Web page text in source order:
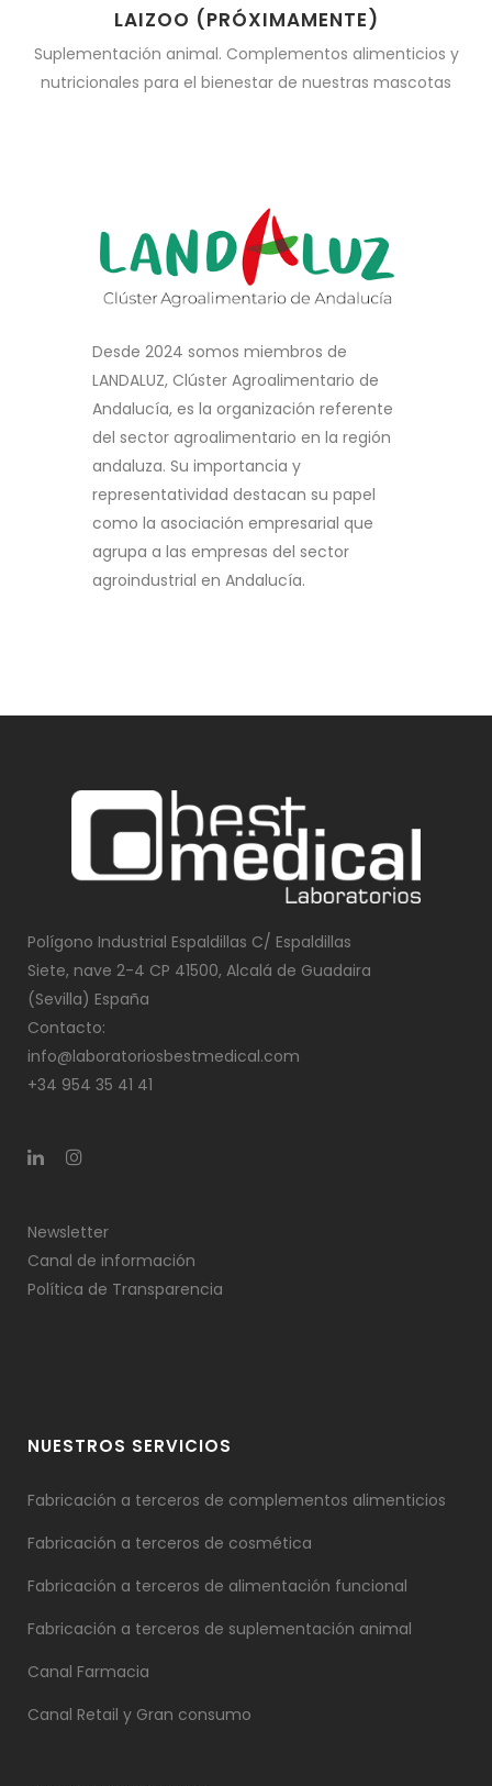
LAIZOO (PRÓXIMAMENTE)
Suplementación animal. Complementos alimenticios y
nutricionales para el bienestar de nuestras mascotas
Desde 2024 somos miembros de
LANDALUZ, Clúster Agroalimentario de
Andalucía, es la organización referente
del sector agroalimentario en la región
andaluza. Su importancia y
representatividad destacan su papel
como la asociación empresarial que
agrupa a las empresas del sector
agroindustrial en Andalucía.
Polígono Industrial Espaldillas C/ Espaldillas
Siete, nave 2-4 CP 41500, Alcalá de Guadaira
(Sevilla) España
Contacto:
info@laboratoriosbestmedical.com
+34 954 35 41 41
Newsletter
Canal de información
Política de Transparencia
NUESTROS SERVICIOS
Fabricación a terceros de complementos alimenticios
Fabricación a terceros de cosmética
Fabricación a terceros de alimentación funcional
Fabricación a terceros de suplementación animal
Canal Farmacia
Canal Retail y Gran consumo